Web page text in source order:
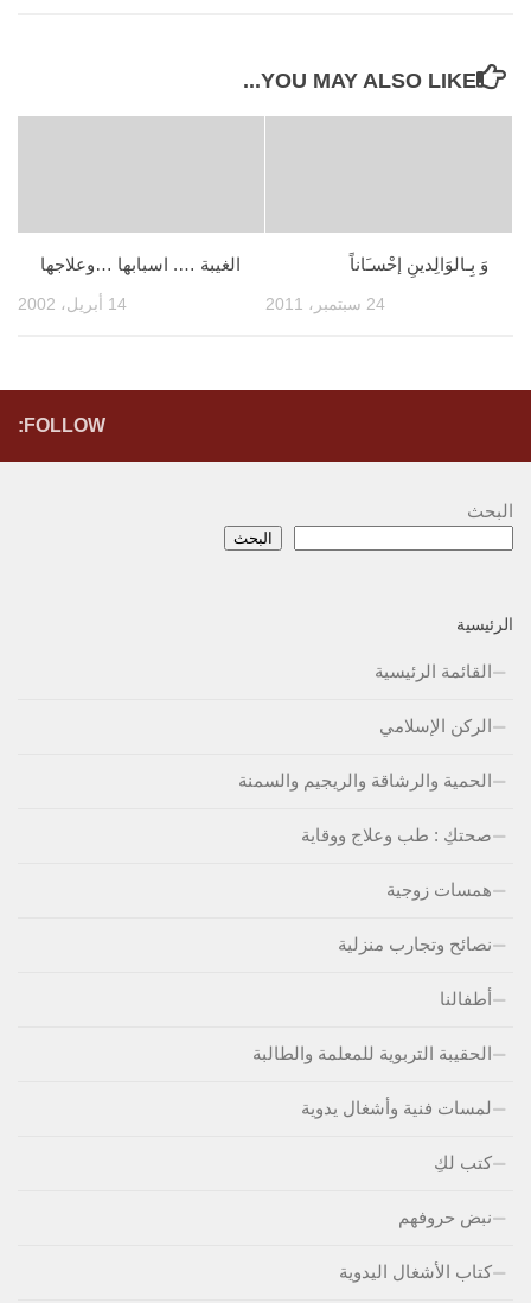
YOU MAY ALSO LIKE...
الغيبة …. اسبابها …وعلاجها
14 أبريل، 2002
وَ بِـالوَالِدينِ إحْسـَاناً
24 سبتمبر، 2011
FOLLOW:
البحث
البحث
الرئيسية
القائمة الرئيسية
الركن الإسلامي
الحمية والرشاقة والريجيم والسمنة
صحتكِ : طب وعلاج ووقاية
همسات زوجية
نصائح وتجارب منزلية
أطفالنا
الحقيبة التربوية للمعلمة والطالبة
لمسات فنية وأشغال يدوية
كتب لكِ
نبض حروفهم
كتاب الأشغال اليدوية